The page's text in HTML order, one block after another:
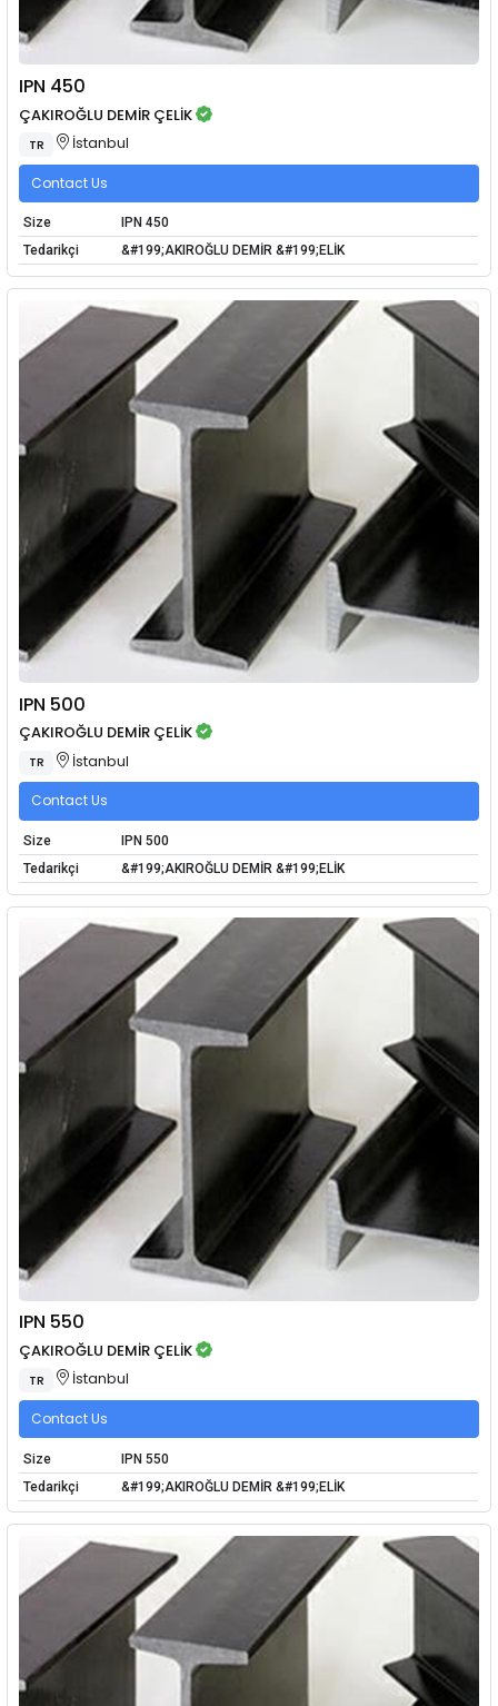
IPN 450
ÇAKIROĞLU DEMİR ÇELİK
TR İstanbul
Contact Us
Size
IPN 450
Tedarikçi
&#199;AKIROĞLU DEMİR &#199;ELİK
IPN 500
ÇAKIROĞLU DEMİR ÇELİK
TR İstanbul
Contact Us
Size
IPN 500
Tedarikçi
&#199;AKIROĞLU DEMİR &#199;ELİK
IPN 550
ÇAKIROĞLU DEMİR ÇELİK
TR İstanbul
Contact Us
Size
IPN 550
Tedarikçi
&#199;AKIROĞLU DEMİR &#199;ELİK